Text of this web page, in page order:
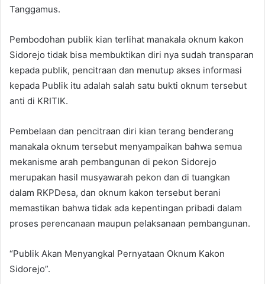
Tanggamus.
Pembodohan publik kian terlihat manakala oknum kakon
Sidorejo tidak bisa membuktikan diri nya sudah transparan
kepada publik, pencitraan dan menutup akses informasi
kepada Publik itu adalah salah satu bukti oknum tersebut
anti di KRITIK.
Pembelaan dan pencitraan diri kian terang benderang
manakala oknum tersebut menyampaikan bahwa semua
mekanisme arah pembangunan di pekon Sidorejo
merupakan hasil musyawarah pekon dan di tuangkan
dalam RKPDesa, dan oknum kakon tersebut berani
memastikan bahwa tidak ada kepentingan pribadi dalam
proses perencanaan maupun pelaksanaan pembangunan.
“Publik Akan Menyangkal Pernyataan Oknum Kakon
Sidorejo”.